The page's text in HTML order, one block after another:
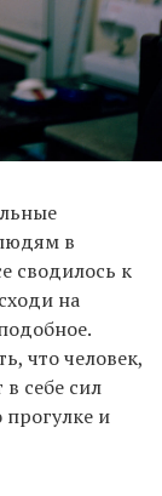
в
сводилось к
на
что человек,
себе сил
прогулке и